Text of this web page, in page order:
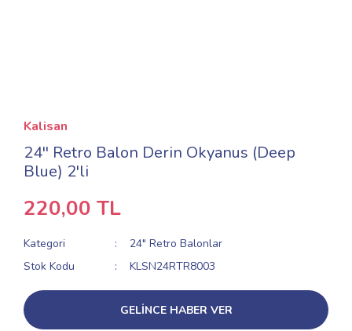
Kalisan
24'' Retro Balon Derin Okyanus (Deep
Blue) 2'li
220,00 TL
Kategori
24" Retro Balonlar
Stok Kodu
KLSN24RTR8003
GELİNCE HABER VER